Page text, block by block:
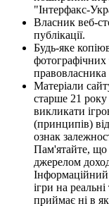
"Інтерфакс-
Власник веб-
публікації.
Будь-яке
фотографічних
правовласника
Матеріали
старше 21
викликати
(принципів)
ознак
Пам'ятайте, що
джерелом
ігри на
приймає ні в